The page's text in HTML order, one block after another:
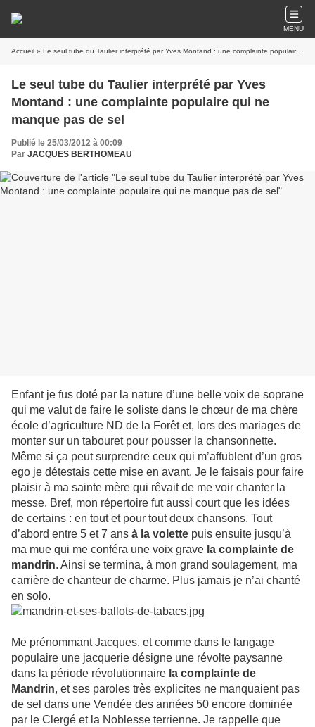
MENU
Accueil » Le seul tube du Taulier interprété par Yves Montand : une complainte populaire qui ne manque pas de sel
Le seul tube du Taulier interprété par Yves
Montand : une complainte populaire qui ne
manque pas de sel
Publié le 25/03/2012 à 00:09
Par JACQUES BERTHOMEAU
Enfant je fus doté par la nature d’une belle voix de soprane
qui me valut de faire le soliste dans le chœur de ma chère
école d’agriculture ND de la Forêt et, lors des mariages de
monter sur un tabouret pour pousser la chansonnette.
Même si ça peut surprendre ceux qui m’affublent d’un gros
ego je détestais cette mise en avant. Je le faisais pour faire
plaisir à ma sainte mère qui rêvait de me voir chanter la
messe. Bref, mon répertoire fut aussi court que les idées
de certains : en tout et pour tout deux chansons. Tout
d’abord entre 5 et 7 ans à la volette puis ensuite jusqu’à
ma mue qui me conféra une voix grave la complainte de
mandrin. Ainsi se termina, à mon grand soulagement, ma
carrière de chanteur de charme. Plus jamais je n’ai chanté
en solo.
Me prénommant Jacques, et comme dans le langage
populaire une jacquerie désigne une révolte paysanne
dans la période révolutionnaire la complainte de
Mandrin, et ses paroles très explicites ne manquaient pas
de sel dans une Vendée des années 50 encore dominée
par le Clergé et la Noblesse terrienne. Je rappelle que